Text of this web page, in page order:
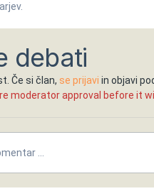
debati
Če si član, se prijavi in objavi
moderator approval before it
...